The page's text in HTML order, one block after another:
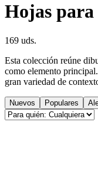
Hojas
169 uds.
Esta colección reúne
como elemento
gran variedad de
Nuevos Populares